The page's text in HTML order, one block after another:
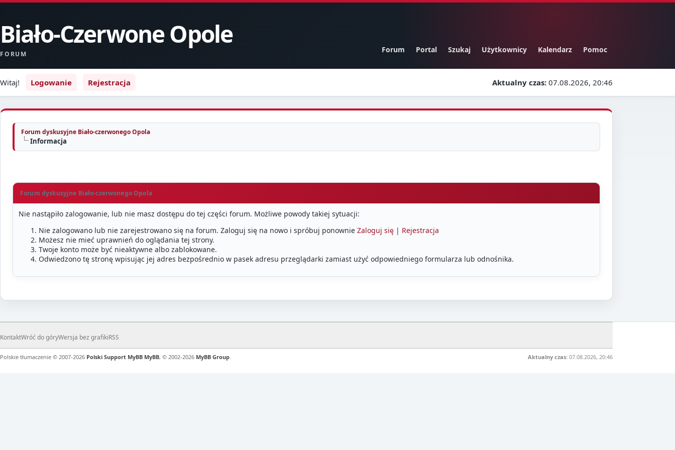
Biało-Czerwone Opole
FORUM Forum Portal Szukaj Użytkownicy Kalendarz Pomoc
Witaj! Logowanie Rejestracja Aktualny czas: 07.08.2026, 20:46
Forum dyskusyjne Biało-czerwonego Opola
Informacja
Forum dyskusyjne Biało-czerwonego Opola
Nie nastąpiło zalogowanie, lub nie masz dostępu do tej części forum. Możliwe powody takiej sytuacji:
Nie zalogowano lub nie zarejestrowano się na forum. Zaloguj się na nowo i spróbuj ponownie Zaloguj się | Rejestracja
Możesz nie mieć uprawnień do oglądania tej strony.
Twoje konto może być nieaktywne albo zablokowane.
Odwiedzono tę stronę wpisując jej adres bezpośrednio w pasek adresu przeglądarki zamiast użyć odpowiedniego formularza lub odnośnika.
KontaktWróć do góryWersja bez grafikiRSS
Aktualny czas: 07.08.2026, 20:46
Polskie tłumaczenie © 2007-2026 Polski Support MyBB MyBB, © 2002-2026 MyBB Group.